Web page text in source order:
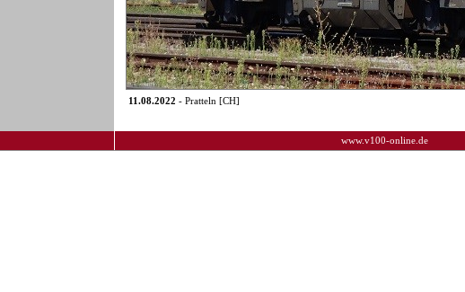
11.08.2022 - Pratteln [CH]
www.v100-online.de